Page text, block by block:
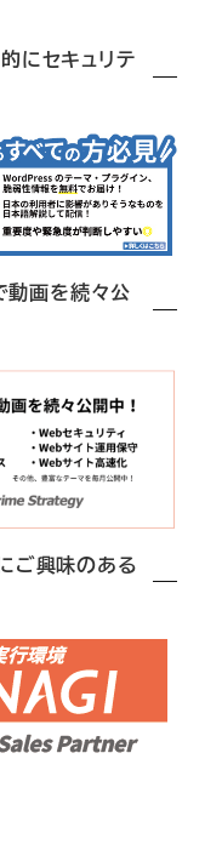
にセキュリテ
動画を続々公
ご興味のある